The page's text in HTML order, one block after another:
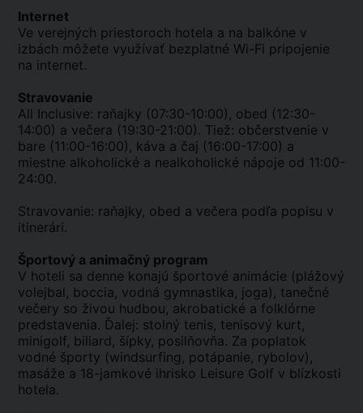
Internet
Ve verejných priestoroch hotela a na balkóne v
izbách môžete využívať bezplatné Wi-Fi pripojenie
na internet.
Stravovanie
All Inclusive: raňajky (07:30-10:00), obed (12:30-
14:00) a večera (19:30-21:00). Tiež: občerstvenie v
bare (11:00-16:00), káva a čaj (16:00-17:00) a
miestne alkoholické a nealkoholické nápoje od 11:00-
24:00.
Stravovanie: raňajky, obed a večera podľa popisu v
itinerári.
Športový a animačný program
V hoteli sa denne konajú športové animácie (plážový
volejbal, boccia, vodná gymnastika, joga), tanečné
večery so živou hudbou, akrobatické a folklórne
predstavenia. Ďalej: stolný tenis, tenisový kurt,
minigolf, biliard, šípky, posilňovňa. Za poplatok
vodné športy (windsurfing, potápanie, rybolov),
masáže a 18-jamkové ihrisko Leisure Golf v blízkosti
hotela.